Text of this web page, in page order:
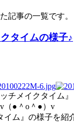
記事の一覧です。
タイムの様子♪
チメイクタイム
（●＾o＾●）v
イム』の様子を紹